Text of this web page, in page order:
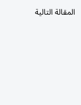
المقالة التالية